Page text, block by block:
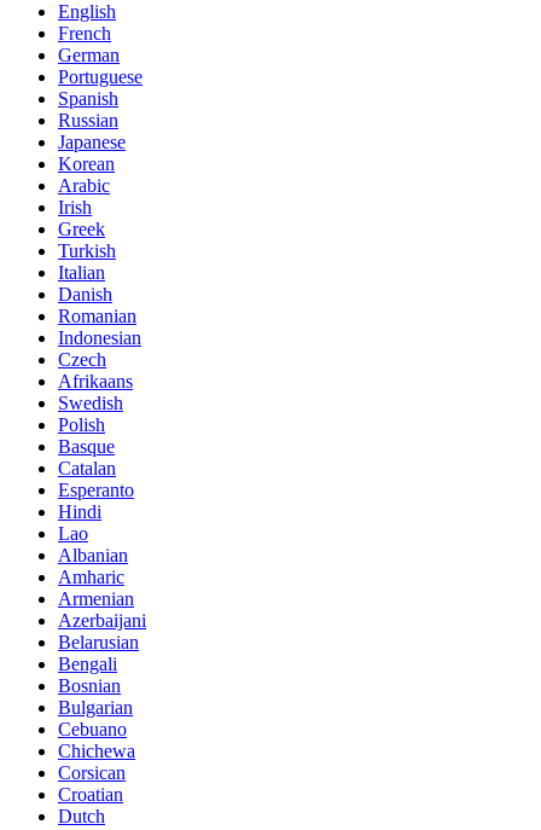
English
French
German
Portuguese
Spanish
Russian
Japanese
Korean
Arabic
Irish
Greek
Turkish
Italian
Danish
Romanian
Indonesian
Czech
Afrikaans
Swedish
Polish
Basque
Catalan
Esperanto
Hindi
Lao
Albanian
Amharic
Armenian
Azerbaijani
Belarusian
Bengali
Bosnian
Bulgarian
Cebuano
Chichewa
Corsican
Croatian
Dutch